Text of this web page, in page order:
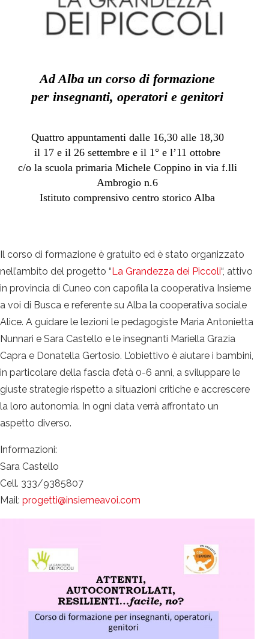
Ad Alba un corso di formazione
per insegnanti, operatori e genitori
Quattro appuntamenti dalle 16,30 alle 18,30
il 17 e il 26 settembre e il 1° e l’11 ottobre
c/o la scuola primaria Michele Coppino in via f.lli
Ambrogio n.6
Istituto comprensivo centro storico Alba
Il corso di formazione è gratuito ed è stato organizzato
nell’ambito del progetto “ La Grandezza dei Piccoli“, attivo
in provincia di Cuneo con capofila la cooperativa Insieme
a voi di Busca e referente su Alba la cooperativa sociale
Alice. A guidare le lezioni le pedagogiste Maria Antonietta
Nunnari e Sara Castello e le insegnanti Mariella Grazia
Capra e Donatella Gertosio. L’obiettivo è aiutare i bambini,
in particolare della fascia d’età 0-6 anni, a sviluppare le
giuste strategie rispetto a situazioni critiche e accrescere
la loro autonomia. In ogni data verrà affrontato un
aspetto diverso.
Informazioni:
Sara Castello
Cell. 333/9385807
Mail: progetti@insiemeavoi.com